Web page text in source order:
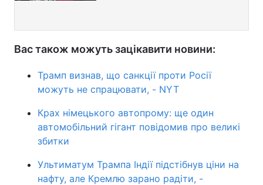
Вас також можуть зацікавити новини:
Трамп визнав, що санкції проти Росії
можуть не спрацювати, - NYT
Крах німецького автопрому: ще один
автомобільний гігант повідомив про великі
збитки
Ультиматум Трампа Індії підстібнув ціни на
нафту, але Кремлю зарано радіти, -